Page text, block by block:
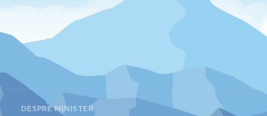
DESPRE MINISTER